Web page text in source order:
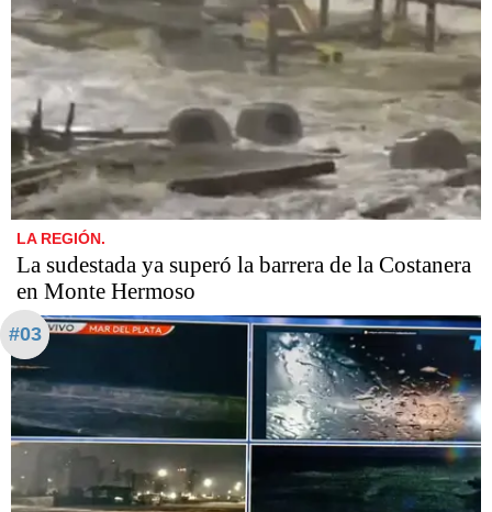
LA REGIÓN.
La sudestada ya superó la barrera de la Costanera
en Monte Hermoso
#03